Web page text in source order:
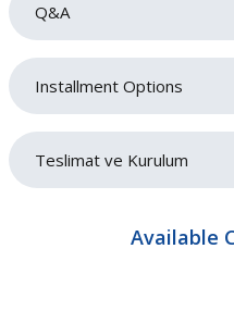
Q&A
No questions have
Installment Options
Teslimat ve Kurulum
önemlidir. Teslimat sırasında sorun
bilgilerinizi doğru ve eksiksiz bir
Available